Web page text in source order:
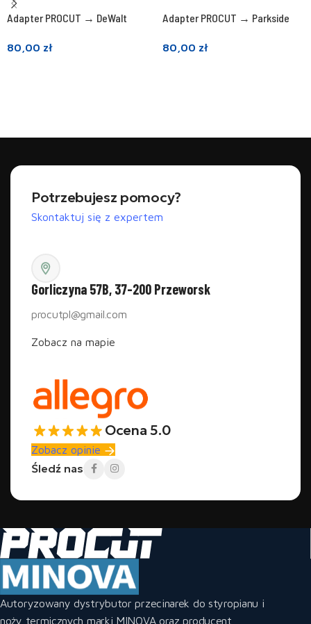
Adapter PROCUT → DeWalt
80,00 zł
Adapter PROCUT → Parkside
80,00 zł
Potrzebujesz pomocy?
Skontaktuj się z expertem
Gorliczyna 57B, 37-200 Przeworsk
procutpl@gmail.com
Zobacz na mapie
Ocena 5.0
Zobacz opinie
Śledź nas
Autoryzowany dystrybutor przecinarek do styropianu i
noży termicznych marki MINOVA oraz producent